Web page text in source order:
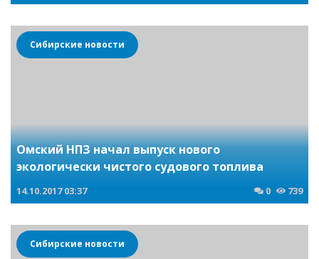
Сибирские новости
Омский НПЗ начал выпуск нового
экологически чистого судового топлива
14.10.2017 03:37 0 739
Сибирские новости